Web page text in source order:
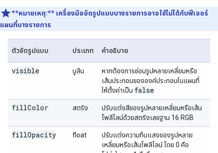
**หมายเหตุ:** เครื่องมือจัดรูปแบบบางรายการอาจใช้ไม่ได้กับฟีเจอร์
แผนที่บางรายการ
ตัวจัดรูปแบบ ประเภท คำอธิบาย
visible บูลีน
หากต้องการซ่อนรูปหลายเหลี่ยมหรือ
เส้นประกอบขององค์ประกอบในแผนที่
ให้ตั้งค่าเป็น false
fillColor
สตริง
ปรับแต่งสีของรูปหลายเหลี่ยมหรือเส้น
โพลีไลน์ด้วยสตริงเลขฐาน 16 RGB
fillOpacity float
ปรับแต่งความทึบแสงของรูปหลาย
เหลี่ยมหรือเส้นโพลีไลน์ โดย 0 คือ